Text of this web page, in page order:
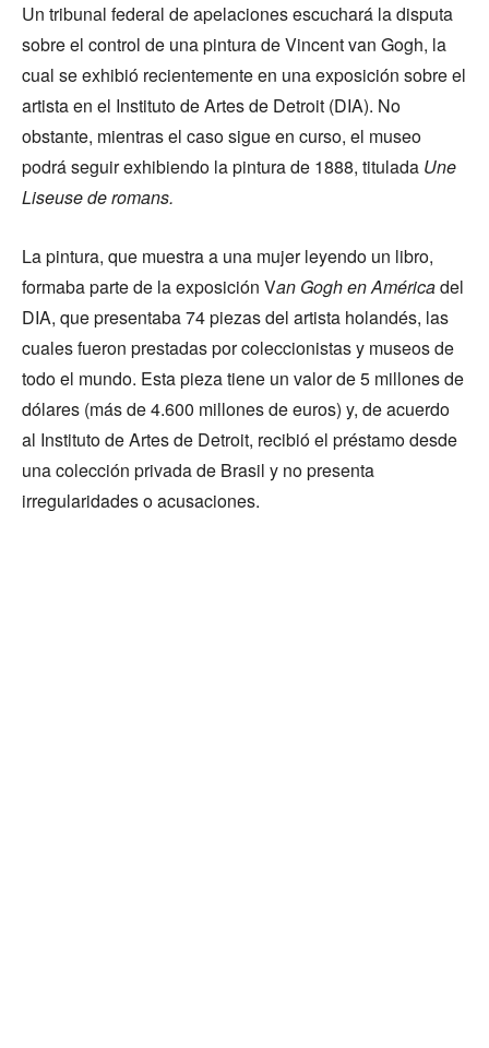
Un tribunal federal de apelaciones escuchará la disputa
sobre el control de una pintura de Vincent van Gogh, la
cual se exhibió recientemente en una exposición sobre el
artista en el Instituto de Artes de Detroit (DIA). No
obstante, mientras el caso sigue en curso, el museo
podrá seguir exhibiendo la pintura de 1888, titulada Une
Liseuse de romans.
La pintura, que muestra a una mujer leyendo un libro,
formaba parte de la exposición Van Gogh en Américadel
DIA, que presentaba 74 piezas del artista holandés, las
cuales fueron prestadas por coleccionistas y museos de
todo el mundo. Esta pieza tiene un valor de 5 millones de
dólares (más de 4.600 millones de euros) y, de acuerdo
al Instituto de Artes de Detroit, recibió el préstamo desde
una colección privada de Brasil y no presenta
irregularidades o acusaciones.